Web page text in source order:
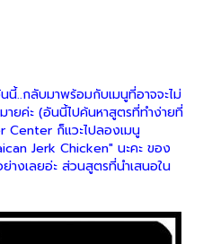
นี้..กลับมาพร้อมกับเมนูที่อาจจะไม่
ายค่ะ (อันนี้ไปค้นหาสูตรที่ทำง่ายที่
Center ก็แวะไปลองเมนู
Jerk Chicken" นะคะ ของ
างเลยอ่ะ ส่วนสูตรที่นำเสนอใน